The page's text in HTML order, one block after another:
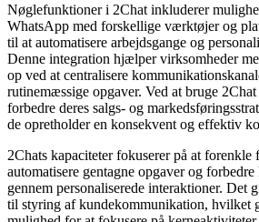
Nøglefunktioner i 2Chat inkluderer
WhatsApp med forskellige værktøjer og
til at automatisere arbejdsgange og
Denne integration hjælper virksomheder
op ved at centralisere
rutinemæssige opgaver. Ved at bruge
forbedre deres salgs- og
de opretholder en konsekvent og effektiv
2Chats kapaciteter fokuserer på at
automatisere gentagne opgaver og
gennem personaliserede interaktioner. Det
til styring af kundekommunikation, hvilket